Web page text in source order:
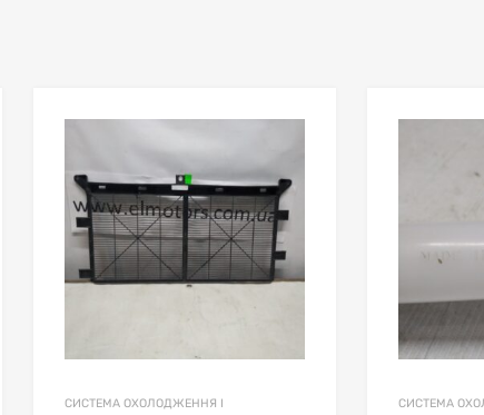
Сравнить товары
СИСТЕМА ОХОЛОДЖЕННЯ І
СИСТЕМА